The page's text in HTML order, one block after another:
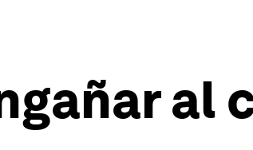
al